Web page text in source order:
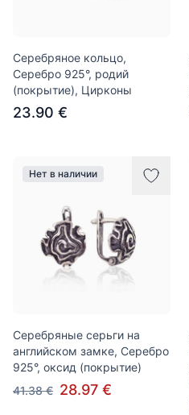
Серебряное кольцо,
Серебро 925°, родий
(покрытие), Цирконы
23.90 €
Нет в наличии
Серебряные серьги на
английском замке, Серебро
925°, оксид (покрытие)
41.38 € 28.97 €